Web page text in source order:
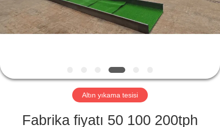
KALITE
KONTROL
BIZIMLE
ILETIŞIME
Altın yıkama tesisi
Fabrika fiyatı 50 100 200tph